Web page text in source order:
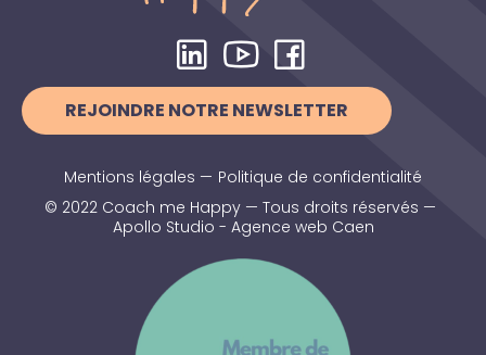
REJOINDRE NOTRE NEWSLETTER
Mentions légales — Politique de confidentialité
© 2022 Coach me Happy — Tous droits réservés —
Apollo Studio - Agence web Caen